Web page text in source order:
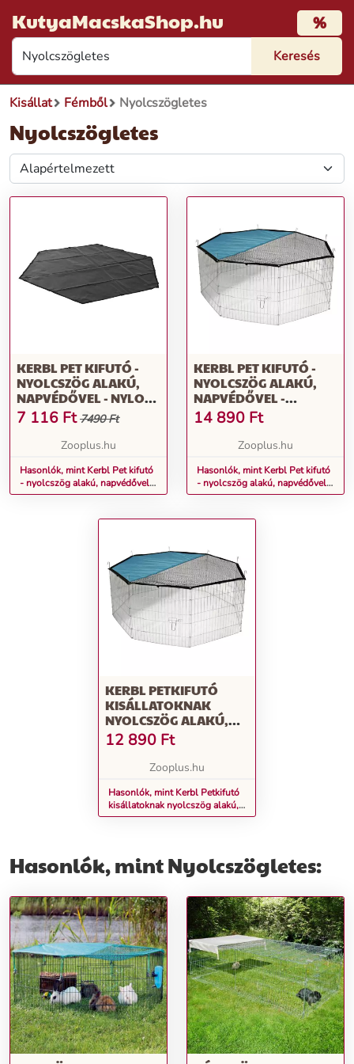
KutyaMacskaShop.hu %
Kisállat Fémből Nyolcszögletes
Nyolcszögletes
KERBL PET KIFUTÓ -
NYOLCSZÖG ALAKÚ,
NAPVÉDŐVEL - NYLON
ALAP (KETREC
NÉLKÜL)
7 116 Ft 7490 Ft
Zooplus.hu
Hasonlók, mint Kerbl Pet kifutó
- nyolcszög alakú, napvédővel -
Nylon alap (ketrec nélkül)
KERBL PET KIFUTÓ -
NYOLCSZÖG ALAKÚ,
NAPVÉDŐVEL -
NAPVÉDŐS KETREC,
NYLON ALAPPAL (8
ELEMES À H 57 X SZ 56
14 890 Ft
Zooplus.hu
Hasonlók, mint Kerbl Pet kifutó
- nyolcszög alakú, napvédővel -
Napvédős ketrec, nylon alappal
KERBL PETKIFUTÓ
KISÁLLATOKNAK
NYOLCSZÖG ALAKÚ,
NAPVÉDŐVEL, 8 ELEM,
EGYENKÉNT H 57 X SZ 56
12 890 Ft
Zooplus.hu
Hasonlók, mint Kerbl Petkifutó
kisállatoknak nyolcszög alakú,
napvédővel, 8 elem, egyenként
Hasonlók, mint Nyolcszögletes: